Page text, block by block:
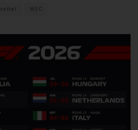
vettel WEC